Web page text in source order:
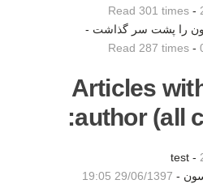
-
Read 301 times
را پشت سر گذاشت -
-
Read 287 times
Articles
author (all
test -
-
29/06/1397 19:05